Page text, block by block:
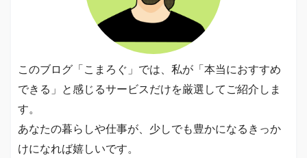
このブログ「こまろぐ」では、私が「本当におすすめ
できる」と感じるサービスだけを厳選してご紹介しま
す。
あなたの暮らしや仕事が、少しでも豊かになるきっか
けになれば嬉しいです。